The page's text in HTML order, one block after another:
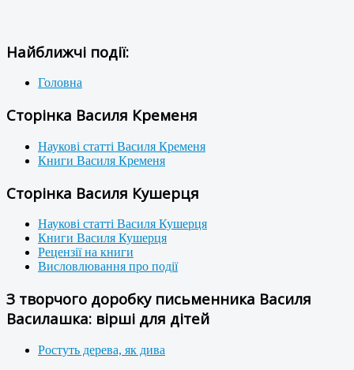
Найближчі події:
Головна
Сторінка Василя Кременя
Наукові статті Василя Кременя
Книги Василя Кременя
Сторінка Василя Кушерця
Наукові статті Василя Кушерця
Книги Василя Кушерця
Рецензії на книги
Висловлювання про події
З творчого доробку письменника Василя
Василашка: вірші для дітей
Ростуть дерева, як дива